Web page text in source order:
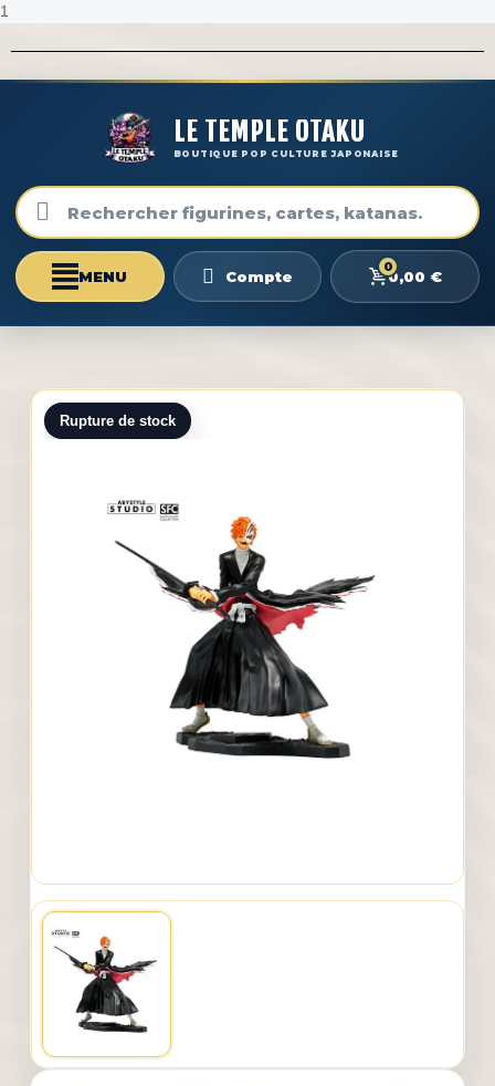
1
LE TEMPLE OTAKU
BOUTIQUE POP CULTURE JAPONAISE
Compte
0
0,00 €
Rupture de stock